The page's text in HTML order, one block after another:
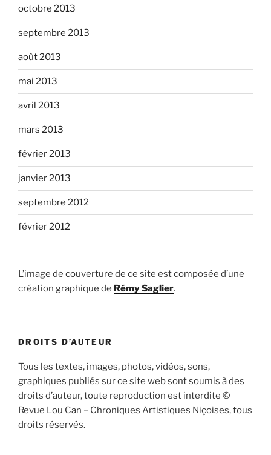
octobre 2013
septembre 2013
août 2013
mai 2013
avril 2013
mars 2013
février 2013
janvier 2013
septembre 2012
février 2012
L’image de couverture de ce site est composée d’une
création graphique de Rémy Saglier.
DROITS D’AUTEUR
Tous les textes, images, photos, vidéos, sons,
graphiques publiés sur ce site web sont soumis à des
droits d’auteur, toute reproduction est interdite ©
Revue Lou Can – Chroniques Artistiques Niçoises, tous
droits réservés.